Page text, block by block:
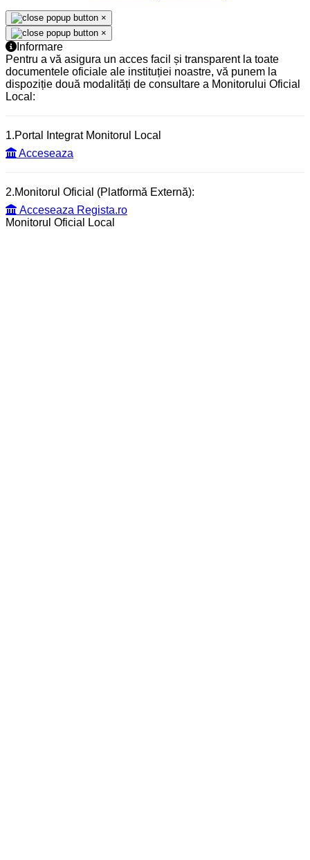
×
×
Informare
Pentru a vă asigura un acces facil și transparent la toate
documentele oficiale ale instituției noastre, vă punem la
dispoziție două modalități de consultare a Monitorului Oficial
Local:
1.Portal Integrat Monitorul Local
Acceseaza
2.Monitorul Oficial (Platformă Externă):
Acceseaza Regista.ro
Monitorul Oficial Local